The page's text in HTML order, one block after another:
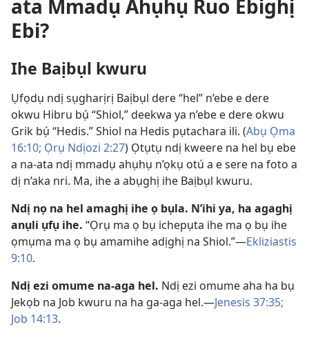
ata Mmadụ Ahụhụ Ruo Ebighị
Ebi?
Ihe Baịbụl kwuru
Ụfọdụ ndị sụgharịrị Baịbụl dere “hel” n’ebe e dere
okwu Hibru bụ́ “Shiol,” deekwa ya n’ebe e dere okwu
Grik bụ́ “Hedis.” Shiol na Hedis pụtachara ili. (Abụ Ọma
16:10; Ọrụ Ndịozi 2:​27) Ọtụtụ ndị kweere na hel bụ ebe
a na-ata ndị mmadụ ahụhụ n’ọkụ otú a e sere na foto a
dị n’aka nri. Ma, ihe a abụghị ihe Baịbụl kwuru.
Ndị nọ na hel amaghị ihe ọ bụla. N’ihi ya, ha agaghị
anụli ụfụ ihe. “Ọrụ ma ọ bụ ichepụta ihe ma ọ bụ ihe
ọmụma ma ọ bụ amamihe adịghị na Shiol.”​—Ekliziastis
9:​10.
Ndị ezi omume na-aga hel. Ndị ezi omume aha ha bụ
Jekọb na Job kwuru na ha ga-aga hel.​—Jenesis 37:35;
Job 14:13.